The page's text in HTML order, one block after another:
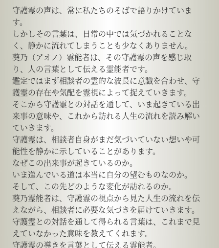
守護霊の声は、常に私たちのそばで語りかけていま
す。
しかしその言葉は、日常の中では気づかれることな
く、静かに流れてしまうことも少なくありません。
葵乃（アオノ）霊能者は、その守護霊の声を感じ取
り、人の言葉として伝える霊能者です。
鑑定ではまず相談者の霊的な波長に意識を合わせ、守
護霊の存在や気配を霊視によって捉えていきます。
そこから守護霊との対話を通して、いま起きている出
来事の意味や、これから訪れる人生の流れを読み解い
ていきます。
守護霊は、相談者自身がまだ気づいていない想いや可
能性を静かに示していることがあります。
なぜこの出来事が起きているのか。
いま進んでいる道は本当に自分の望むものなのか。
そして、この先どのような変化が訪れるのか。
葵乃霊能者は、守護霊の視点から見た人生の流れを伝
えながら、相談者に必要な気づきを届けていきます。
守護霊との対話を通して得られる言葉は、これまで見
えていなかった意味を教えてくれます。
守護霊の導きを言葉として伝える霊能者。